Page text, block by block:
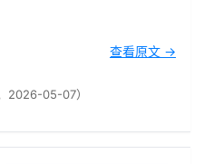
查看原文 →
2026-05-07）